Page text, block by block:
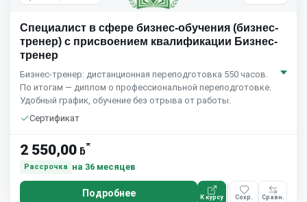
Специалист в сфере бизнес-обучения (бизнес-
тренер) с присвоением квалификации Бизнес-
тренер
Бизнес-тренер: дистанционная переподготовка 550 часов.
По итогам — диплом о профессиональной переподготовке.
Удобный график, обучение без отрыва от работы.
Сертификат
2 550,00 ƃ*
Рассрочка на 36 месяцев
Подробнее К курсу Сохр. Сравн.